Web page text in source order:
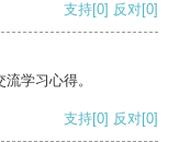
支持[0] 反对[0]
学习心得。
支持[0] 反对[0]